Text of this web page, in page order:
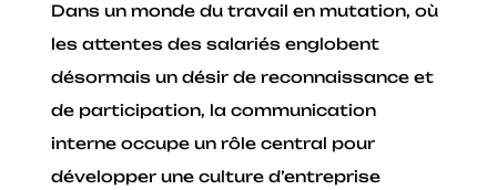
Dans un monde du travail en mutation, où
les attentes des salariés englobent
désormais un désir de reconnaissance et
de participation, la communication
interne occupe un rôle central pour
développer une culture d’entreprise